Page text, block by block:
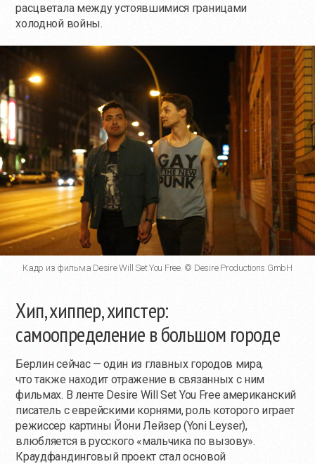
расцветала между устоявшимися границами
холодной войны.
Кадр из фильма Desire Will Set You Free. © Desire Productions GmbH
Хип, хиппер, хипстер:
самоопределение в большом городе
Берлин сейчас — один из главных городов мира,
что также находит отражение в связанных с ним
фильмах. В ленте Desire Will Set You Free американский
писатель с еврейскими корнями, роль которого играет
режиссер картины Йони Лейзер (Yoni Leyser),
влюбляется в русского «мальчика по вызову».
Краудфандинговый проект стал основой